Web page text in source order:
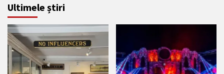
Ultimele știri